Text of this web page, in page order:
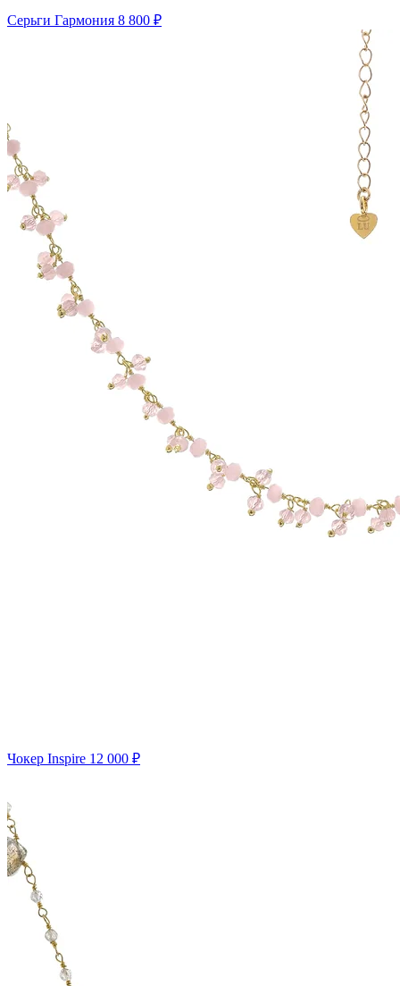
Серьги Гармония 8 800 ₽
Чокер Inspire 12 000 ₽